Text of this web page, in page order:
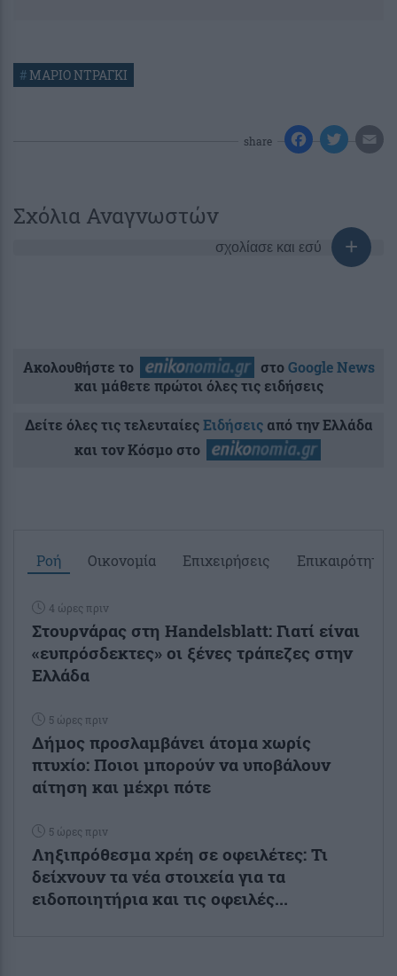
# ΜΑΡΙΟ ΝΤΡΑΓΚΙ
share
Σχόλια Αναγνωστών
σχολίασε και εσύ
Ακολουθήστε το στοGoogle News
και μάθετε πρώτοι όλες τις ειδήσεις
Δείτε όλες τις τελευταίεςΕιδήσειςαπό την Ελλάδα
και τον Κόσμο στο
Ροή Οικονομία Επιχειρήσεις Επικαιρότητα
4 ώρες πριν
Στουρνάρας στη Handelsblatt: Γιατί είναι
«ευπρόσδεκτες» οι ξένες τράπεζες στην
Ελλάδα
5 ώρες πριν
Δήμος προσλαμβάνει άτομα χωρίς
πτυχίο: Ποιοι μπορούν να υποβάλουν
αίτηση και μέχρι πότε
5 ώρες πριν
Ληξιπρόθεσμα χρέη σε οφειλέτες: Τι
δείχνουν τα νέα στοιχεία για τα
ειδοποιητήρια και τις οφειλές...